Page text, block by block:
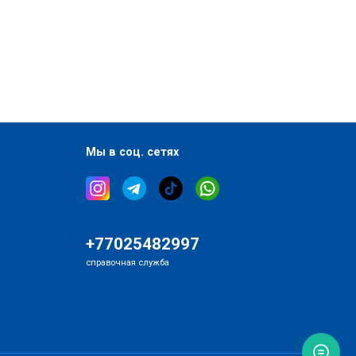
Мы в соц. сетях
+77025482997
справочная служба